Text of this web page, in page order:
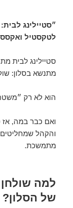
״סטיילינג
לטקסטיל
סטיילינג לבית
מתנשא בסלון:
הוא לא רק
ואם כבר במה, אז
והקהל
מתמשכת.
למה
של הסלון?